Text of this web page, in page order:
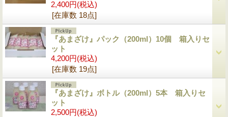
2,400円(税込)
[在庫数 18点]
『あまざけ』パック（200ml）10個 箱入りセ
ット
4,200円(税込)
[在庫数 19点]
『あまざけ』ボトル（200ml）5本 箱入りセ
ット
2,500円(税込)